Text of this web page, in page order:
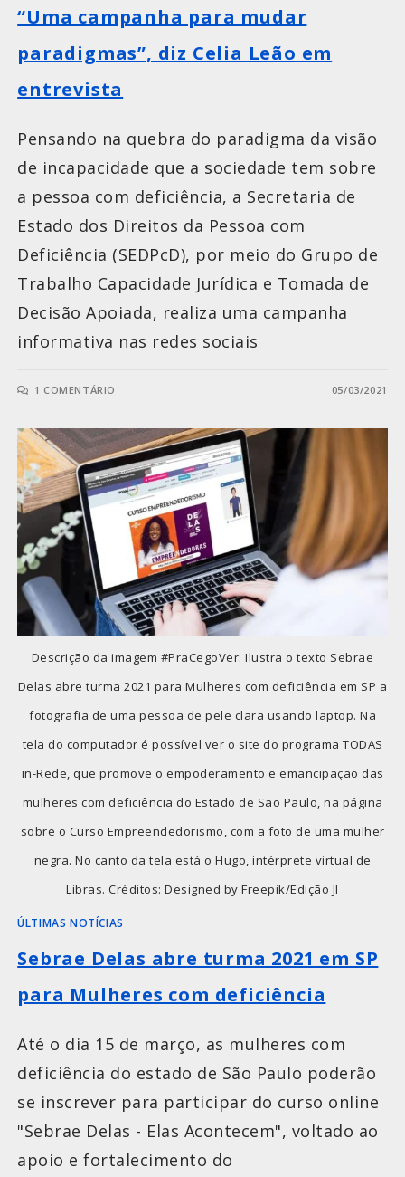
“Uma campanha para mudar
paradigmas”, diz Celia Leão em
entrevista
Pensando na quebra do paradigma da visão
de incapacidade que a sociedade tem sobre
a pessoa com deficiência, a Secretaria de
Estado dos Direitos da Pessoa com
Deficiência (SEDPcD), por meio do Grupo de
Trabalho Capacidade Jurídica e Tomada de
Decisão Apoiada, realiza uma campanha
informativa nas redes sociais
1 COMENTÁRIO 05/03/2021
Descrição da imagem #PraCegoVer: Ilustra o texto Sebrae
Delas abre turma 2021 para Mulheres com deficiência em SP a
fotografia de uma pessoa de pele clara usando laptop. Na
tela do computador é possível ver o site do programa TODAS
in-Rede, que promove o empoderamento e emancipação das
mulheres com deficiência do Estado de São Paulo, na página
sobre o Curso Empreendedorismo, com a foto de uma mulher
negra. No canto da tela está o Hugo, intérprete virtual de
Libras. Créditos: Designed by Freepik/Edição JI
ÚLTIMAS NOTÍCIAS
Sebrae Delas abre turma 2021 em SP
para Mulheres com deficiência
Até o dia 15 de março, as mulheres com
deficiência do estado de São Paulo poderão
se inscrever para participar do curso online
"Sebrae Delas - Elas Acontecem", voltado ao
apoio e fortalecimento do